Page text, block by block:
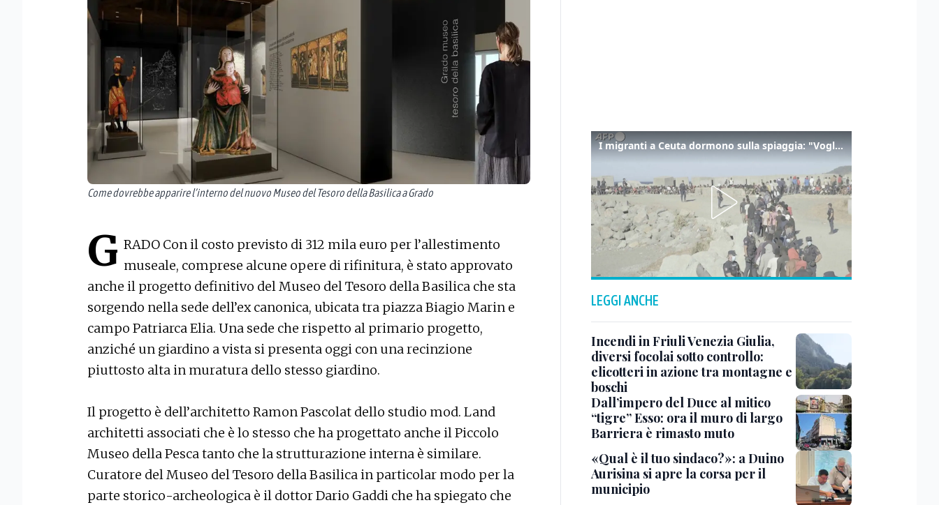
Come dovrebbe apparire l’interno del nuovo Museo del Tesoro della Basilica a Grado
G RADO Con il costo previsto di 312 mila euro per l’allestimento
museale, comprese alcune opere di rifinitura, è stato approvato
anche il progetto definitivo del Museo del Tesoro della Basilica che sta
sorgendo nella sede dell’ex canonica, ubicata tra piazza Biagio Marin e
campo Patriarca Elia. Una sede che rispetto al primario progetto,
anziché un giardino a vista si presenta oggi con una recinzione
piuttosto alta in muratura dello stesso giardino.
Il progetto è dell’architetto Ramon Pascolat dello studio mod. Land
architetti associati che è lo stesso che ha progettato anche il Piccolo
Museo della Pesca tanto che la strutturazione interna è similare.
Curatore del Museo del Tesoro della Basilica in particolar modo per la
parte storico-archeologica è il dottor Dario Gaddi che ha spiegato che
I migranti a Ceuta dormono sulla spiaggia: "Vogliamo entrare in Europa"
LEGGI ANCHE
Incendi in Friuli Venezia Giulia,
diversi focolai sotto controllo:
elicotteri in azione tra montagne e
boschi
Dall’impero del Duce al mitico
“tigre” Esso: ora il muro di largo
Barriera è rimasto muto
«Qual è il tuo sindaco?»: a Duino
Aurisina si apre la corsa per il
municipio